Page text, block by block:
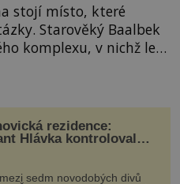
stojí místo, které
Starověký Baalbek
komplexu, v nichž leží
zdá téměř nemožné je
kolem tisíce tun,
tun. Jak lidé bez
takové giganty vytesat,
rezidence:
Hlávka kontroloval
sedm novodobých divů